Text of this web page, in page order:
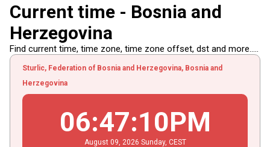
Current time - Bosnia and
Herzegovina
Find current time, time zone, time zone offset, dst and more.....
Sturlic, Federation of Bosnia and Herzegovina, Bosnia and
Herzegovina
06:47:11PM
August 09 , 2026 Sunday, CEST